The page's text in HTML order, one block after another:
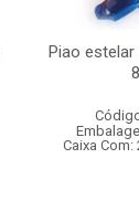
Piao
Caixa